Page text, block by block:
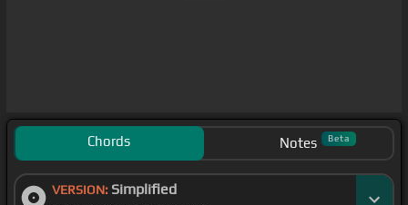
Chords Notes Beta
VERSION: Simplified